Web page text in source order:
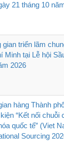
21 tháng 10
gian triển lãm
Minh tại Lễ hội
2026
hàng Thành
“Kết nối chuỗi
quốc tế” (Viet
Sourcing